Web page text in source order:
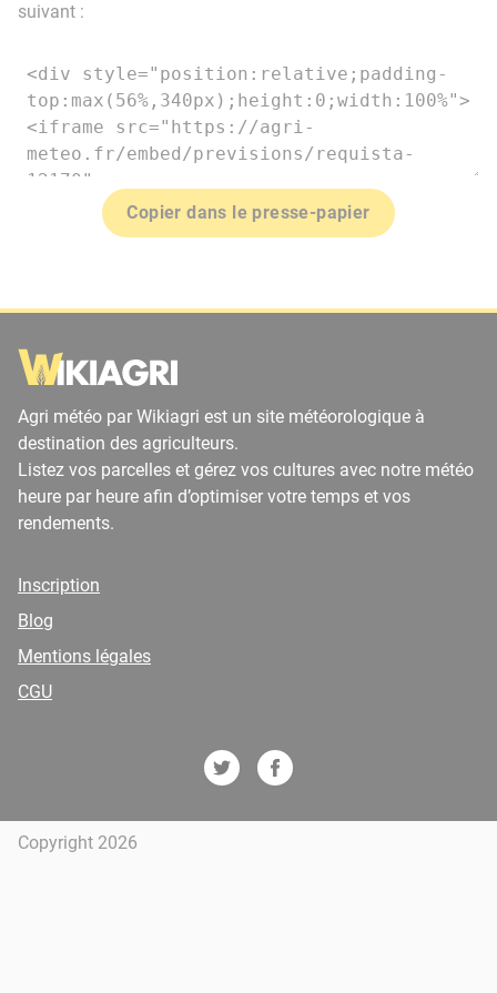
suivant :
Copier dans le presse-papier
Agri météo par Wikiagri est un site météorologique à
destination des agriculteurs.
Listez vos parcelles et gérez vos cultures avec notre météo
heure par heure afin d’optimiser votre temps et vos
rendements.
Inscription
Blog
Mentions légales
CGU
Copyright 2026